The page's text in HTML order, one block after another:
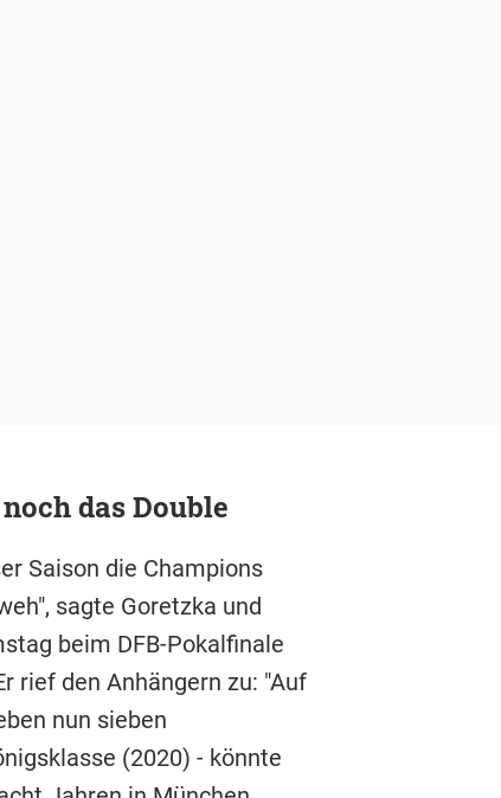
das Double
Saison die Champions
sagte Goretzka und
beim DFB-Pokalfinale
rief den Anhängern zu: "Auf
nun sieben
(2020) - könnte